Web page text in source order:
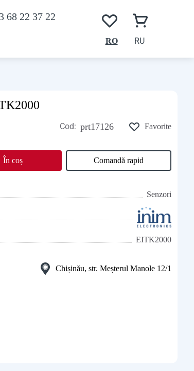
68 22 37 22
RO RU
Cod: prt17126 Favorite
În coș Comandă rapid
Senzori
EITK2000
Chișinău, str. Meșterul Manole 12/1